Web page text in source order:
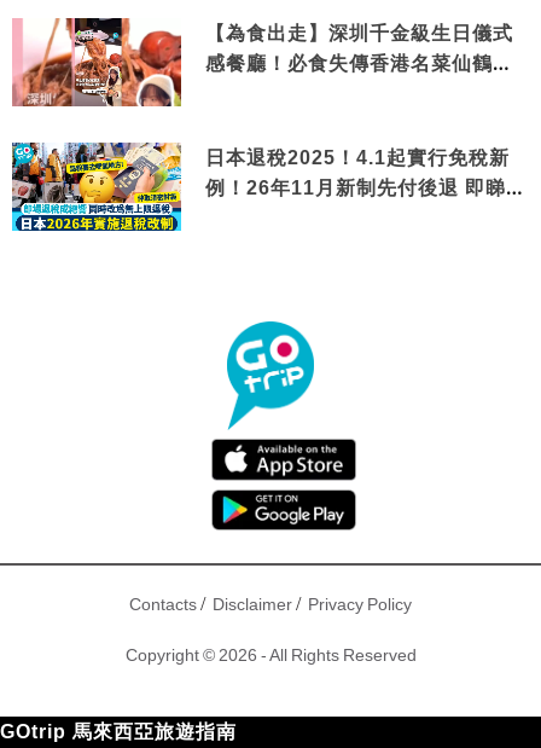
【為食出走】深圳千金級生日儀式
感餐廳！必食失傳香港名菜仙鶴神
日本退稅2025！4.1起實行免稅新
例！26年11月新制先付後退 即睇步
Contacts/ Disclaimer/ Privacy Policy
Copyright © 2026 - All Rights Reserved
GOtrip 馬來西亞旅遊指南